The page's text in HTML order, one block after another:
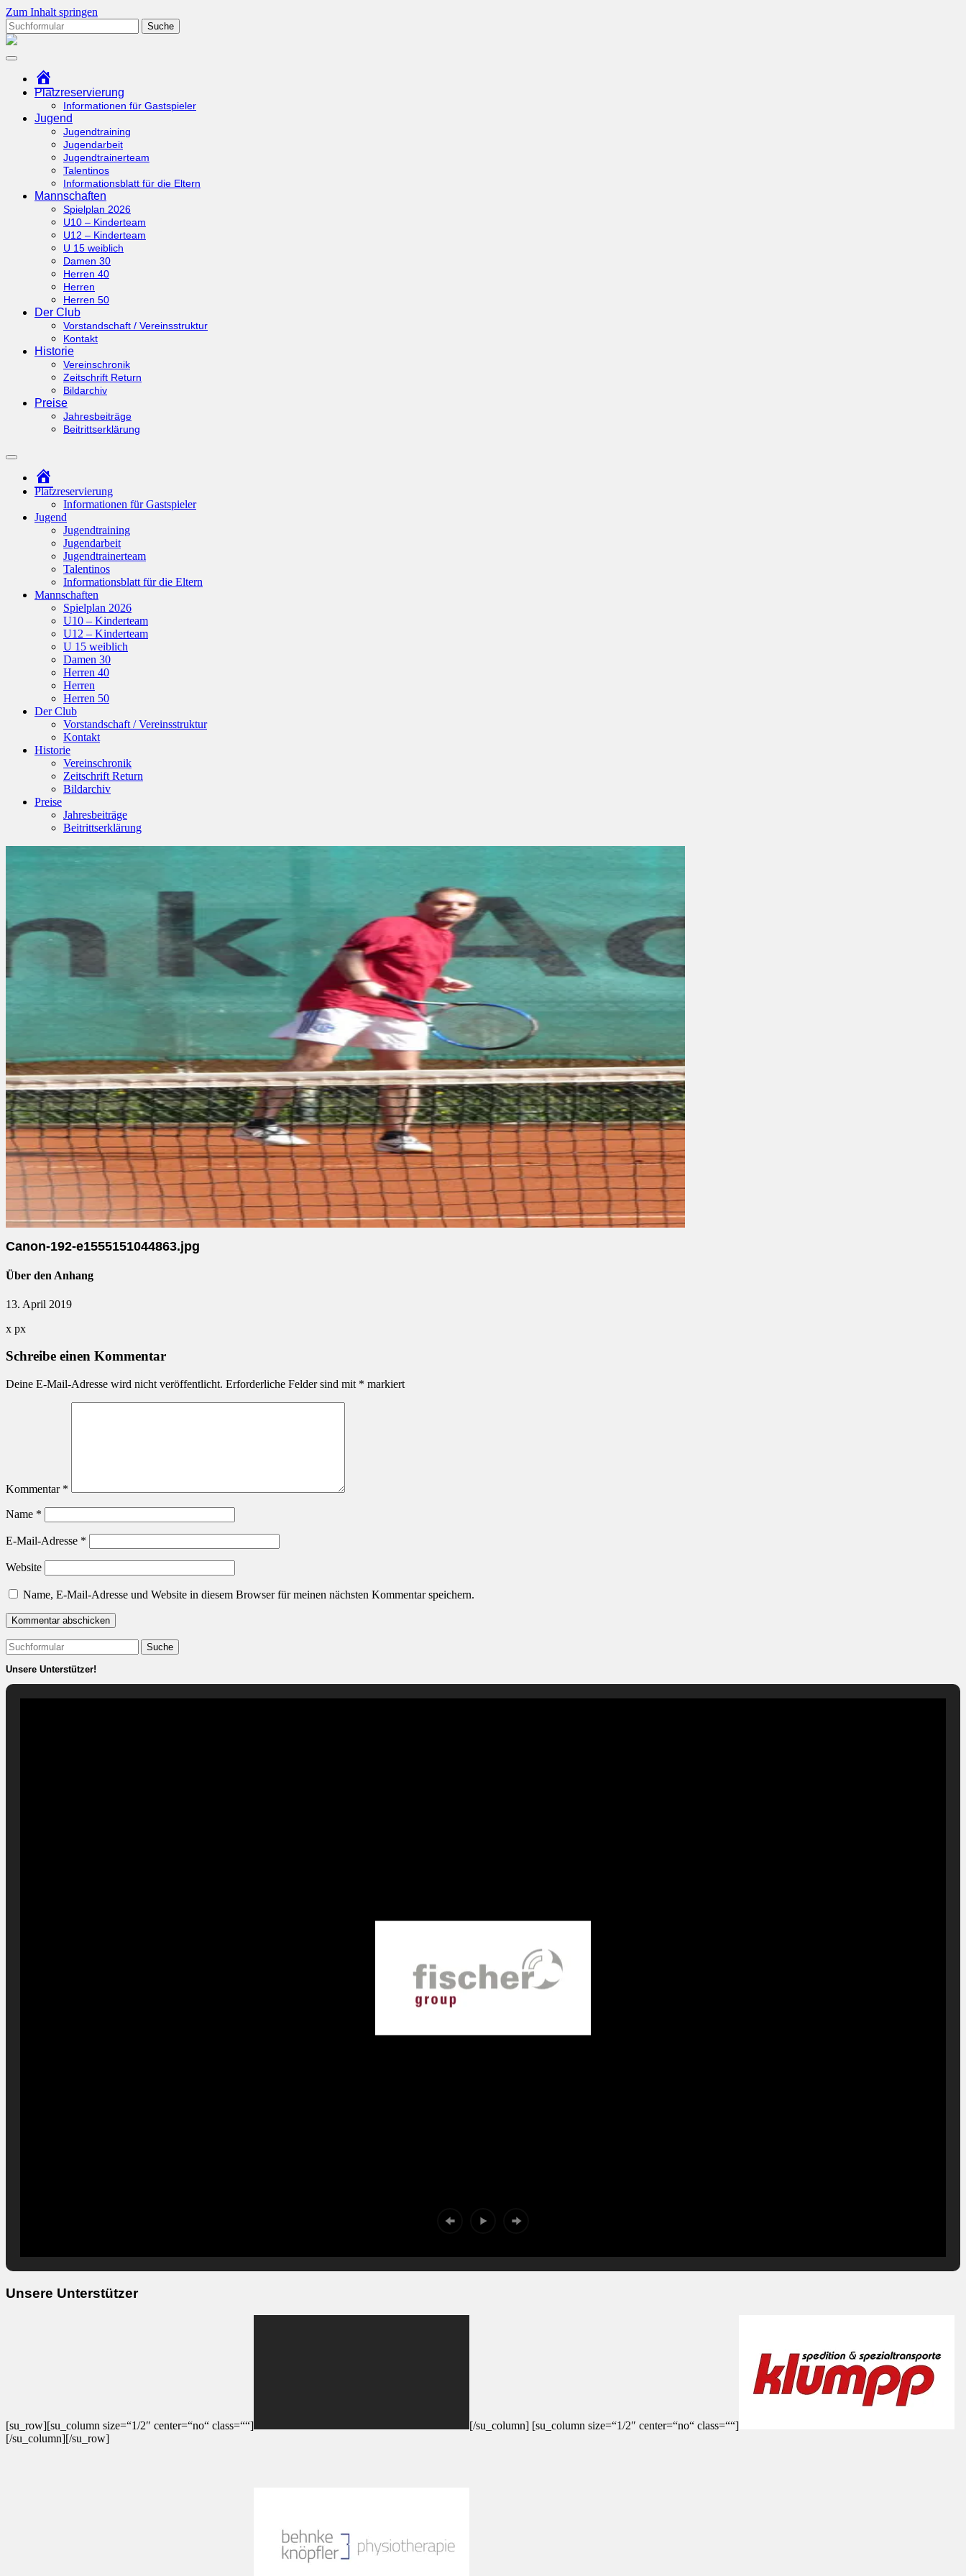
Zum Inhalt springen
Suchen
nach:tcottenhoefen.de
Platzreservierung
Informationen für Gastspieler
Jugend
Jugendtraining
Jugendarbeit
Jugendtrainerteam
Talentinos
Informationsblatt für die Eltern
Mannschaften
Spielplan 2026
U10 – Kinderteam
U12 – Kinderteam
U 15 weiblich
Damen 30
Herren 40
Herren
Herren 50
Der Club
Vorstandschaft / Vereinsstruktur
Kontakt
Historie
Vereinschronik
Zeitschrift Return
Bildarchiv
Preise
Jahresbeiträge
Beitrittserklärung
Suchfeld
ein-/ausblenden
Platzreservierung
Informationen für Gastspieler
Jugend
Jugendtraining
Jugendarbeit
Jugendtrainerteam
Talentinos
Informationsblatt für die Eltern
Mannschaften
Spielplan 2026
U10 – Kinderteam
U12 – Kinderteam
U 15 weiblich
Damen 30
Herren 40
Herren
Herren 50
Der Club
Vorstandschaft / Vereinsstruktur
Kontakt
Historie
Vereinschronik
Zeitschrift Return
Bildarchiv
Preise
Jahresbeiträge
Beitrittserklärung
Canon-192-e1555151044863.jpg
Über den Anhang
13. April 2019
x px
Schreibe einen Kommentar
Deine E-Mail-Adresse wird nicht veröffentlicht. Erforderliche Felder sind mit * markiert
Kommentar *
Name *
E-Mail-Adresse *
Website
Name, E-Mail-Adresse und Website in diesem Browser für meinen nächsten Kommentar speichern.
Suchen
nach:
Unsere Unterstützer!
Unsere Unterstützer
[su_row][su_column size=“1/2″ center=“no“ class=““]
[/su_column] [su_column size=“1/2″ center=“no“ class=““]
[/su_column][/su_row]